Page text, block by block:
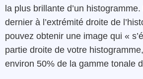
la plus brillante d’un
dernier à l’extrémité droite de
pouvez obtenir une image qui «
partie droite de votre
environ 50% de la gamme tonale